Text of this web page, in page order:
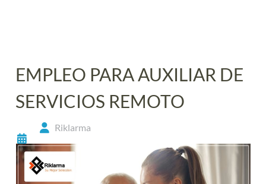
EMPLEO PARA AUXILIAR DE
SERVICIOS REMOTO
Riklarma